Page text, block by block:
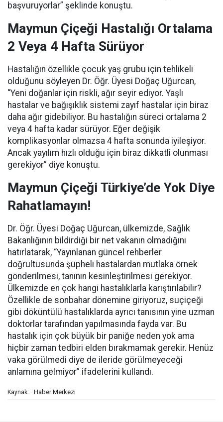
başvuruyorlar” şeklinde konuştu.
Maymun Çiçeği Hastalığı Ortalama
2 Veya 4 Hafta Sürüyor
Hastalığın özellikle çocuk yaş grubu için tehlikeli
olduğunu söyleyen Dr. Öğr. Üyesi Doğaç Uğurcan,
“Yeni doğanlar için riskli, ağır seyir ediyor. Yaşlı
hastalar ve bağışıklık sistemi zayıf hastalar için biraz
daha ağır gidebiliyor. Bu hastalığın süreci ortalama 2
veya 4 hafta kadar sürüyor. Eğer değişik
komplikasyonlar olmazsa 4 hafta sonunda iyileşiyor.
Ancak yayılım hızlı olduğu için biraz dikkatli olunması
gerekiyor” diye konuştu.
Maymun Çiçeği Türkiye’de Yok Diye
Rahatlamayın!
Dr. Öğr. Üyesi Doğaç Uğurcan, ülkemizde, Sağlık
Bakanlığının bildirdiği bir net vakanın olmadığını
hatırlatarak, “Yayınlanan güncel rehberler
doğrultusunda şüpheli hastalardan mutlaka örnek
gönderilmesi, tanının kesinleştirilmesi gerekiyor.
Ülkemizde en çok hangi hastalıklarla karıştırılabilir?
Özellikle de sonbahar dönemine giriyoruz, suçiçeği
gibi döküntülü hastalıklarda ayrıcı tanısının yine uzman
doktorlar tarafından yapılmasında fayda var. Bu
hastalık için çok büyük bir paniğe neden yok ama
hiçbir zaman tedbiri elden bırakmamak gerekir. Henüz
vaka görülmedi diye de ileride görülmeyeceği
anlamına gelmiyor” ifadelerini kullandı.
Kaynak: Haber Merkezi